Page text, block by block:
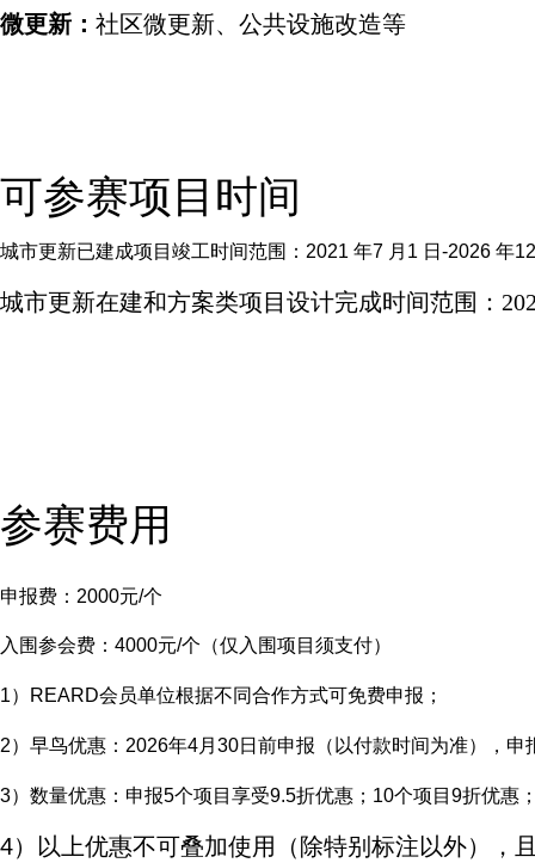
微更新： 社区微更新、公共设施改造等
可参赛项目时间
城市更新已建成项目竣工时间范围：2021 年7 月1 日-2026 年
城市更新在建和方案类项目设计完成时间范围：
参赛费用
申报费：2000元/个
入围参会费：4000元/个（仅入围项目须支付）
1）REARD会员单位根据不同合作方式可免费申报；
2）早鸟优惠：2026年4月30日前申报（以付款时间为准），申
3）数量优惠：申报5个项目享受9.5折优惠；10个项目9折优
4） 以上优惠不可叠加使用 （除特别标注以外） ，